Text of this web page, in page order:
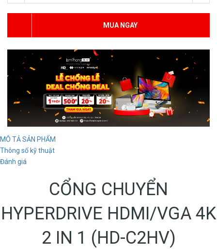
MUA NGAY
MÔ TẢ SẢN PHẨM
Thông số kỹ thuật
Đánh giá
CỔNG CHUYỂN
HYPERDRIVE HDMI/VGA 4K
2 IN 1 (HD-C2HV)